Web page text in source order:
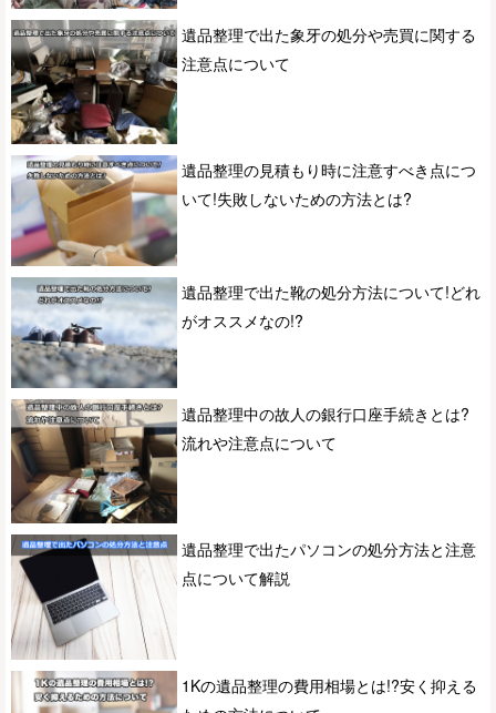
遺品整理で出た象牙の処分や売買に関する
注意点について
遺品整理の見積もり時に注意すべき点につ
いて!失敗しないための方法とは?
遺品整理で出た靴の処分方法について!どれ
がオススメなの!?
遺品整理中の故人の銀行口座手続きとは?
流れや注意点について
遺品整理で出たパソコンの処分方法と注意
点について解説
1Kの遺品整理の費用相場とは!?安く抑える